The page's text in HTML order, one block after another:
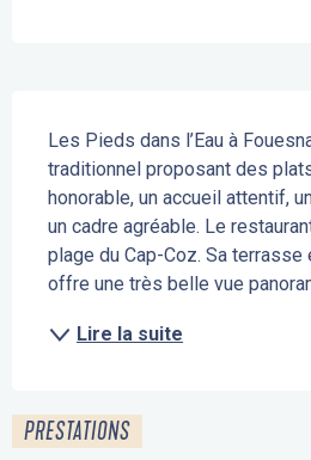
Les Pieds dans l’Eau à
traditionnel proposant des
honorable, un accueil attentif,
un cadre agréable. Le
plage du Cap-Coz. Sa
offre une très belle vue
Lire la suite
PRESTATIONS